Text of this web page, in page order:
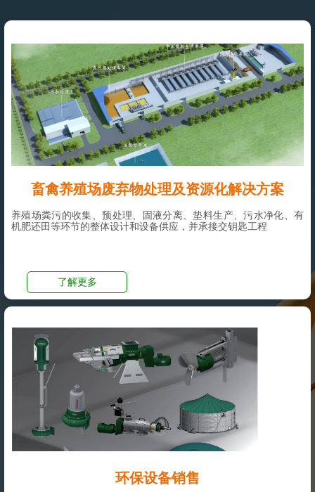
环保设备销售
畜禽养殖场废弃物处理及资源化解决方案
养殖场粪污的收集、预处理、固液分离、垫料生产、污水净化、有
机肥还田等环节的整体设计和设备供应，并承接交钥匙工程
了解更多